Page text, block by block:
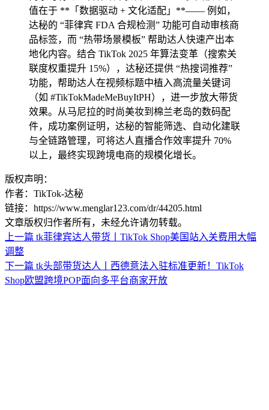
值在于 **「数据驱动 + 文化适配」**—— 例如，
达秘的 “菲律宾 FDA 合规检测” 功能可自动审核商
品标签，而 “热带场景模板” 帮助达人快速产出本
地化内容。结合 TikTok 2025 年算法变革（搜索关
联度权重提升 15%），达秘还提供 “热搜词推荐”
功能，帮助达人在视频标题中植入高流量关键词
（如 #TikTokMadeMeBuyItPH），进一步放大带货
效果。从马尼拉的时尚美妆到棉兰老岛的数码配
件，成功案例证明，达秘的智能筛选、自动化建联
与全链路管理，可将达人直播合作效率提升 70%
以上，最终实现跨境电商的规模化增长。
版权声明：
作者：TikTok-达秘
链接：https://www.menglar123.com/dr/44205.html
文章版权归作者所有，未经允许请勿转载。
上一篇 tk菲律宾达人带货丨TikTok Shop美国站入关费用大幅
调整
下一篇 tk头部带货达人丨西德意法入驻标准更新！TikTok
Shop欧盟跨境POP面向多平台商家开放